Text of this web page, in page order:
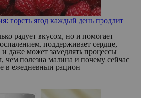
горсть ягод каждый день продлит
радует вкусом, но и помогает
поддерживает сердце,
даже может замедлять процессы
чем полезна малина и почему сейчас
в ежедневный рацион.